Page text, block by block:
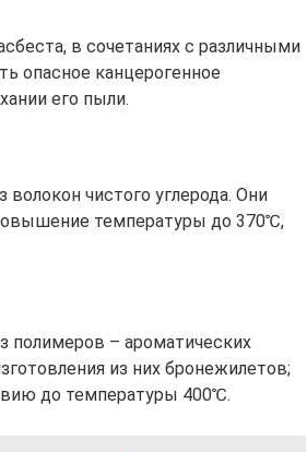
в сочетаниях с различными
опасное канцерогенное
его пыли.
чистого углерода. Они
температуры до 370℃,
полимеров – ароматических
из них бронежилетов;
до температуры 400℃.